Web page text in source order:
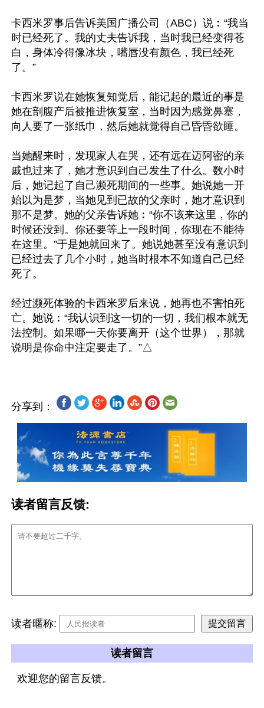
卡西米罗事后告诉美国广播公司（ABC）说︰“我当
时已经死了。我的丈夫告诉我，当时我已经变得苍
白，身体冷得像冰块，嘴唇没有颜色，我已经死
了。”
卡西米罗说在她恢复知觉后，能记起的最近的事是
她在剖腹产后被推进恢复室，当时因为感觉鼻塞，
向人要了一张纸巾，然后她就觉得自己昏昏欲睡。
当她醒来时，发现家人在哭，还有远在迈阿密的亲
戚也过来了，她才意识到自己发生了什么。数小时
后，她记起了自己濒死期间的一些事。她说她一开
始以为是梦，当她见到已故的父亲时，她才意识到
那不是梦。她的父亲告诉她︰“你不该来这里，你的
时候还没到。你还要等上一段时间，你现在不能待
在这里。”于是她就回来了。她说她甚至没有意识到
已经过去了几个小时，她当时根本不知道自己已经
死了。
经过濒死体验的卡西米罗后来说，她再也不害怕死
亡。她说︰“我认识到这一切的一切，我们根本就无
法控制。如果哪一天你要离开（这个世界），那就
分享到：
读者留言反馈:
读者暱称:
读者留言
欢迎您的留言反馈。